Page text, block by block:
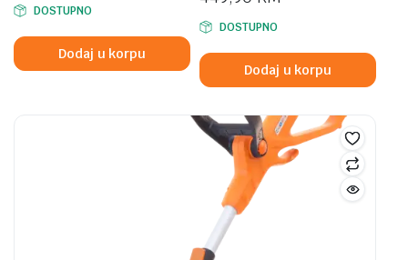
price
was:
399,00 KM.
price
is:
339,00 KM.
DOSTUPNO
Dodaj u korpu
DOSTUPNO
Dodaj u korpu